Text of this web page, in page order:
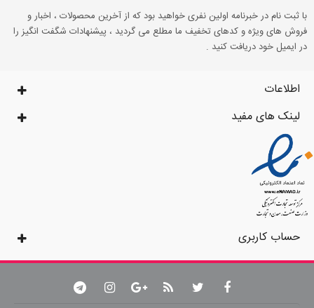
با ثبت نام در خبرنامه اولین نفری خواهید بود که از آخرین محصولات ، اخبار و
فروش های ویژه و کدهای تخفیف ما مطلع می گردید ، پیشنهادات شگفت انگیز را
در ایمیل خود دریافت کنید .
اطلاعات
لینک های مفید
حساب کاربری